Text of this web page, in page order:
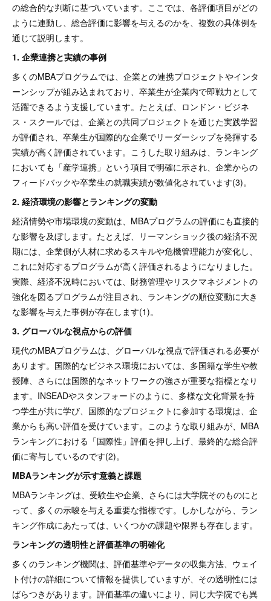
の総合的な判断に基づいています。ここでは、各評価項目がどの
ように連動し、総合評価に影響を与えるのかを、複数の具体例を
通じて説明します。
1. 企業連携と実績の事例
多くのMBAプログラムでは、企業との連携プロジェクトやインタ
ーンシップが組み込まれており、卒業生が企業内で即戦力として
活躍できるよう支援しています。たとえば、ロンドン・ビジネ
ス・スクールでは、企業との共同プロジェクトを通じた実践学習
が評価され、卒業生が国際的な企業でリーダーシップを発揮する
実績が高く評価されています。こうした取り組みは、ランキング
においても「産学連携」という項目で明確に示され、企業からの
フィードバックや卒業生の就職実績が数値化されています(3)。
2. 経済環境の影響とランキングの変動
経済情勢や市場環境の変動は、MBAプログラムの評価にも直接的
な影響を及ぼします。たとえば、リーマンショック後の経済不況
期には、企業側が人材に求めるスキルや危機管理能力が変化し、
これに対応するプログラムが高く評価されるようになりました。
実際、経済不況時においては、財務管理やリスクマネジメントの
強化を図るプログラムが注目され、ランキングの順位変動に大き
な影響を与えた事例が存在します(1)。
3. グローバルな視点からの評価
現代のMBAプログラムは、グローバルな視点で評価される必要が
あります。国際的なビジネス環境においては、多国籍な学生や教
授陣、さらには国際的なネットワークの強さが重要な指標となり
ます。INSEADやスタンフォードのように、多様な文化背景を持
つ学生が共に学び、国際的なプロジェクトに参加する環境は、企
業からも高い評価を受けています。このような取り組みが、MBA
ランキングにおける「国際性」評価を押し上げ、最終的な総合評
価に寄与しているのです(2)。
MBAランキングが示す意義と課題
MBAランキングは、受験生や企業、さらには大学院そのものにと
って、多くの示唆を与える重要な指標です。しかしながら、ラン
キング作成にあたっては、いくつかの課題や限界も存在します。
ランキングの透明性と評価基準の明確化
多くのランキング機関は、評価基準やデータの収集方法、ウェイ
ト付けの詳細について情報を提供していますが、その透明性には
ばらつきがあります。評価基準の違いにより、同じ大学院でも異